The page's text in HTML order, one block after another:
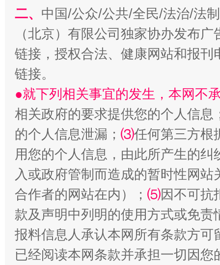
生
揭批美国五大"原罪" "炒
二、 中国/公众/公共/全民/法治/法
（北京）有限公司独家协办发布
链接，授权合法、健康网站和报
链接。
●就下列相关事宜的发生，本网不
相关政府的要求提供您的个人信息
的个人信息泄漏； ⑶任何第三方根
用您的个人信息，由此所产生的纠
入或政府管制而造成的暂时性网
合作者的网站在内）； ⑸因不可抗
款及声明中列明的使用方式或免责
报料信息人承认本网所有条款方
已经阅读本网条款并承担一切因